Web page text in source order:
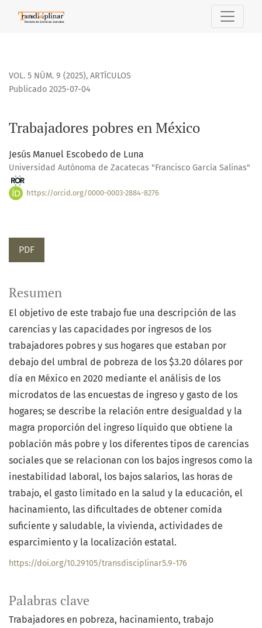
VOL. 5 NÚM. 9 (2025), ARTÍCULOS
Trabajadores pobres en México
Publicado 2025-07-04
Jesús Manuel Escobedo de Luna
Universidad Autónoma de Zacatecas "Francisco García Salinas"
https://orcid.org/0000-0003-2884-8276
PDF
Palabras clave
Trabajadores en pobreza hacinamiento trabajo
Resumen
El objetivo de este trabajo fue una descripción de las
carencias y las capacidades por ingresos de los
trabajadores pobres y sus hogares que estaban por
debajo del umbral de pobreza de los $3.20 dólares por
día en México en 2020 mediante el análisis de los
microdatos de las encuestas de ingreso y gasto de los
hogares; se describe la relación entre desigualdad y la
magra proporción del ingreso líquido que obtiene la
población más pobre y los diferentes tipos de carencias
sociales que se relacionan con los bajos ingresos como la
inestabilidad laboral, los bajos salarios, las horas de
trabajo, el gasto limitado en la salud y la educación, el
hacinamiento, las dificultades de obtener comida
suficiente y saludable, la vivienda, actividades de
esparcimiento y la localización estatal.
https://doi.org/10.29105/transdisciplinar5.9-176